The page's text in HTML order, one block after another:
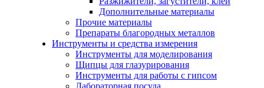
Дополнительные материалы
Прочие материалы
Препараты благородных металлов
Инструменты и средства измерения
Инструменты для моделирования
Щипцы для глазурирования
Инструменты для работы с гипсом
Лабораторная посуда